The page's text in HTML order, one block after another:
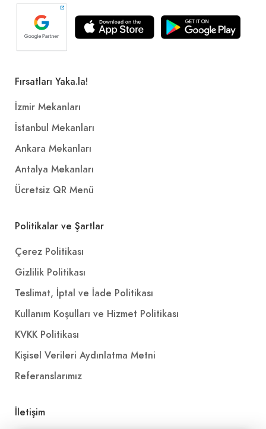
Fırsatları Yaka.la!
İzmir Mekanları
İstanbul Mekanları
Ankara Mekanları
Antalya Mekanları
Ücretsiz QR Menü
Politikalar ve Şartlar
Çerez Politikası
Gizlilik Politikası
Teslimat, İptal ve İade Politikası
Kullanım Koşulları ve Hizmet Politikası
KVKK Politikası
Kişisel Verileri Aydınlatma Metni
Referanslarımız
İletişim